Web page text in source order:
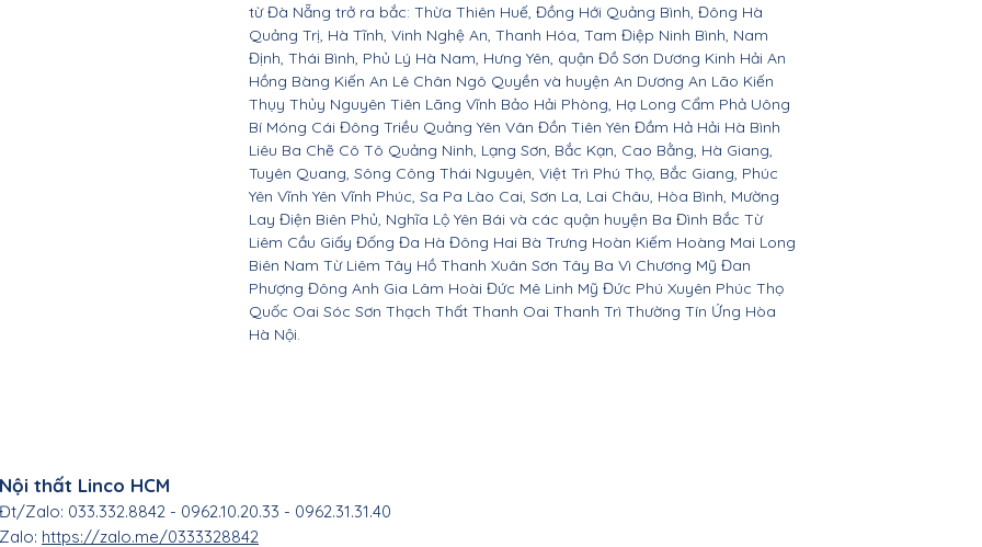
từ Đà Nẵng trở ra bắc: Thừa Thiên Huế, Đồng Hới Quảng Bình, Đông Hà
Quảng Trị, Hà Tĩnh, Vinh Nghệ An, Thanh Hóa, Tam Điệp Ninh Bình, Nam
Định, Thái Bình, Phủ Lý Hà Nam, Hưng Yên, quận Đồ Sơn Dương Kinh Hải An
Hồng Bàng Kiến An Lê Chân Ngô Quyền và huyện An Dương An Lão Kiến
Thụy Thủy Nguyên Tiên Lãng Vĩnh Bảo Hải Phòng, Hạ Long Cẩm Phả Uông
Bí Móng Cái Đông Triều Quảng Yên Vân Đồn Tiên Yên Đầm Hả Hải Hà Bình
Liêu Ba Chẽ Cô Tô Quảng Ninh, Lạng Sơn, Bắc Kạn, Cao Bằng, Hà Giang,
Tuyên Quang, Sông Công Thái Nguyên, Việt Trì Phú Thọ, Bắc Giang, Phúc
Yên Vĩnh Yên Vĩnh Phúc, Sa Pa Lào Cai, Sơn La, Lai Châu, Hòa Bình, Mường
Lay Điện Biên Phủ, Nghĩa Lộ Yên Bái và các quận huyện Ba Đình Bắc Từ
Liêm Cầu Giấy Đống Đa Hà Đông Hai Bà Trưng Hoàn Kiếm Hoàng Mai Long
Biên Nam Từ Liêm Tây Hồ Thanh Xuân Sơn Tây Ba Vì Chương Mỹ Đan
Phượng Đông Anh Gia Lâm Hoài Đức Mê Linh Mỹ Đức Phú Xuyên Phúc Thọ
Quốc Oai Sóc Sơn Thạch Thất Thanh Oai Thanh Trì Thường Tín Ứng Hòa
Hà Nội.
Nội thất Linco HCM
Đt/Zalo: 033.332.8842 - 0962.10.20.33 - 0962.31.31.40
Zalo: https://zalo.me/0333328842